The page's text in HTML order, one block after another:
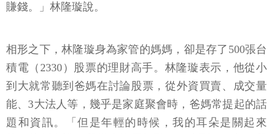
賺錢。」林隆璇說。
相形之下，林隆璇身為家管的媽媽，卻是存了500張台
積電（2330）股票的理財高手。林隆璇表示，他從小
到大就常聽到爸媽在討論股票，從外資買賣、成交量
能、3大法人等，幾乎是家庭聚會時，爸媽常提起的話
題和資訊。「但是年輕的時候，我的耳朵是關起來